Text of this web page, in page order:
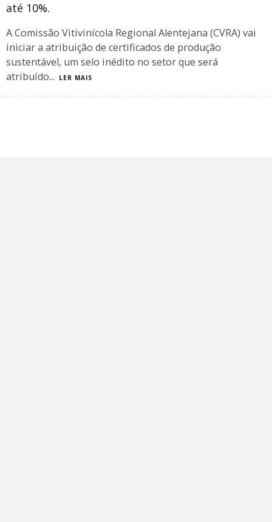
até 10%.
A Comissão Vitivinícola Regional Alentejana (CVRA) vai
iniciar a atribuição de certificados de produção
sustentável, um selo inédito no setor que será
atribuído... LER MAIS